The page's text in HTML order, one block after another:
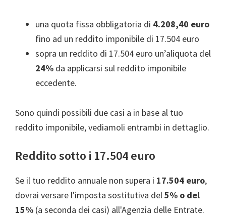
una quota fissa obbligatoria di 4.208,40 euro
fino ad un reddito imponibile di 17.504 euro
sopra un reddito di 17.504 euro un’aliquota del
24% da applicarsi sul reddito imponibile
eccedente.
Sono quindi possibili due casi a in base al tuo
reddito imponibile, vediamoli entrambi in dettaglio.
Reddito sotto i 17.504 euro
Se il tuo reddito annuale non supera i 17.504 euro,
dovrai versare l'imposta sostitutiva del5% o del
15% (a seconda dei casi) all'Agenzia delle Entrate.